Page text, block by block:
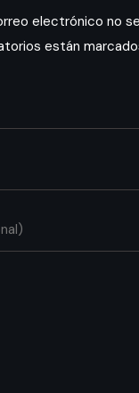
electrónico no
están